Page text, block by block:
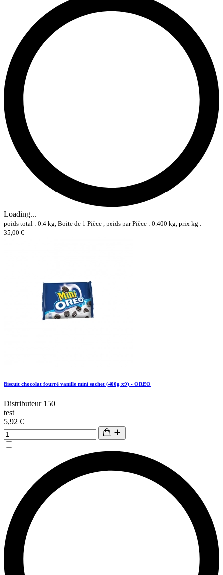
Loading...
poids total : 0.4 kg, Boite de 1 Pièce , poids par Pièce : 0.400 kg, prix kg :
35,00 €
Biscuit chocolat fourré vanille mini sachet (400g x9) - OREO
Distributeur 150
test
5,92 €